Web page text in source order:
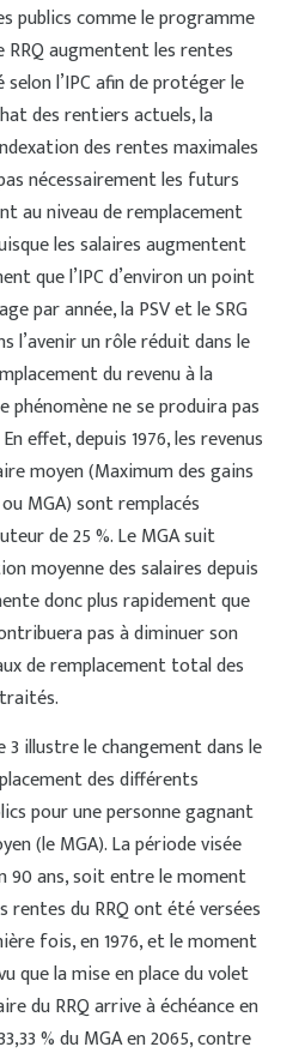
publics comme le programme
RRQ augmentent les rentes
l’IPC afin de protéger le
des rentiers actuels, la
des rentes maximales
nécessairement les futurs
au niveau de remplacement
les salaires augmentent
que l’IPC d’environ un point
par année, la PSV et le SRG
l’avenir un rôle réduit dans le
du revenu à la
phénomène ne se produira pas
effet, depuis 1976, les revenus
moyen (Maximum des gains
MGA) sont remplacés
de 25 %. Le MGA suit
moyenne des salaires depuis
donc plus rapidement que
pas à diminuer son
de remplacement total des
3 illustre le changement dans le
des différents
pour une personne gagnant
(le MGA). La période visée
90 ans, soit entre le moment
rentes du RRQ ont été versées
fois, en 1976, et le moment
que la mise en place du volet
du RRQ arrive à échéance en
% du MGA en 2065, contre